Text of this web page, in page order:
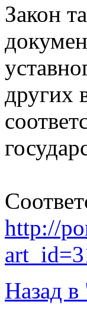
Закон
других
http://
Назад